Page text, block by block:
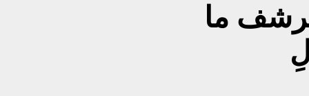
ما